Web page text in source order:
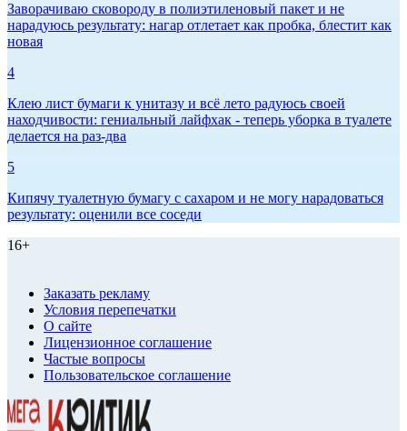
Заворачиваю сковороду в полиэтиленовый пакет и не
нарадуюсь результату: нагар отлетает как пробка, блестит как
новая
4
Клею лист бумаги к унитазу и всё лето радуюсь своей
находчивости: гениальный лайфхак - теперь уборка в туалете
делается на раз-два
5
Кипячу туалетную бумагу с сахаром и не могу нарадоваться
результату: оценили все соседи
16+
Заказать рекламу
Условия перепечатки
О сайте
Лицензионное соглашение
Частые вопросы
Пользовательское соглашение